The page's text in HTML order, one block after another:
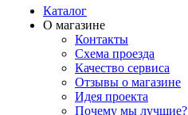
Каталог
О магазине
Контакты
Схема проезда
Качество сервиса
Отзывы о магазине
Идея проекта
Почему мы лучшие?